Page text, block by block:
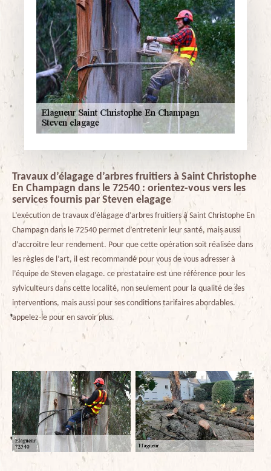
Travaux d’élagage d’arbres fruitiers à Saint Christophe
En Champagn dans le 72540 : orientez-vous vers les
services fournis par Steven elagage
L’exécution de travaux d’élagage d’arbres fruitiers à Saint Christophe En
Champagn dans le 72540 permet d’entretenir leur santé, mais aussi
d’accroitre leur rendement. Pour que cette opération soit réalisée dans
les règles de l’art, il est recommandé pour vous de vous adresser à
l’équipe de Steven elagage. ce prestataire est une référence pour les
sylviculteurs dans cette localité, non seulement pour la qualité de ses
interventions, mais aussi pour ses conditions tarifaires abordables.
appelez-le pour en savoir plus.